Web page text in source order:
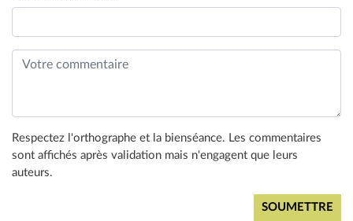
Respectez l'orthographe et la bienséance. Les commentaires
sont affichés après validation mais n'engagent que leurs
auteurs.